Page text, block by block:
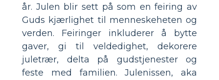
år. Julen blir sett på som en feiring av
Guds kjærlighet til menneskeheten og
verden. Feiringer inkluderer å bytte
gaver, gi til veldedighet, dekorere
juletrær, delta på gudstjenester og
feste med familien. Julenissen, aka